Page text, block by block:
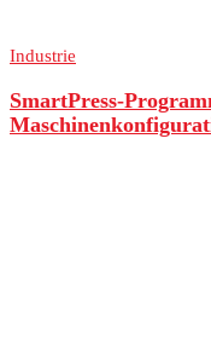
Industrie
SmartPress-